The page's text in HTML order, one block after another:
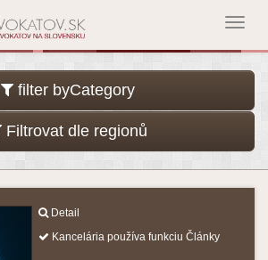
filter byCategory
Filtrovat dle regionů
Detail
Kancelária používa funkciu Články